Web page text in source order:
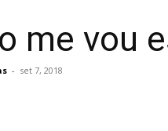
me vou
- set 7, 2018